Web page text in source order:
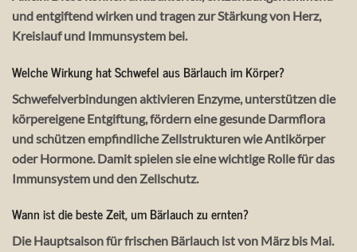
und entgiftend wirken und tragen zur Stärkung von Herz,
Kreislauf und Immunsystem bei.
Welche Wirkung hat Schwefel aus Bärlauch im Körper?
Schwefelverbindungen aktivieren Enzyme, unterstützen die
körpereigene Entgiftung, fördern eine gesunde Darmflora
und schützen empfindliche Zellstrukturen wie Antikörper
oder Hormone. Damit spielen sie eine wichtige Rolle für das
Immunsystem und den Zellschutz.
Wann ist die beste Zeit, um Bärlauch zu ernten?
Die Hauptsaison für frischen Bärlauch ist von März bis Mai.